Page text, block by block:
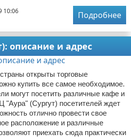
10:06
Подробнее
описание и адрес
открыты торговые
купить все самое необходимое.
могут посетить различные кафе и
"Аура" (Сургут) посетителей ждет
отлично провести свое
расположение и различные
приехать сюда практически